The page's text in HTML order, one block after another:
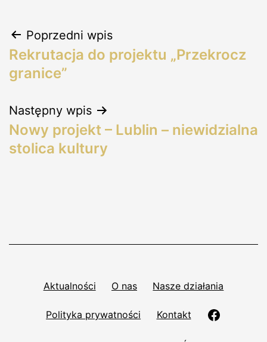
Poprzedni wpis
Rekrutacja do projektu „Przekrocz
granice”
Następny wpis
Nowy projekt – Lublin – niewidzialna
stolica kultury
Aktualności O nas Nasze działania
Polityka prywatności Kontakt